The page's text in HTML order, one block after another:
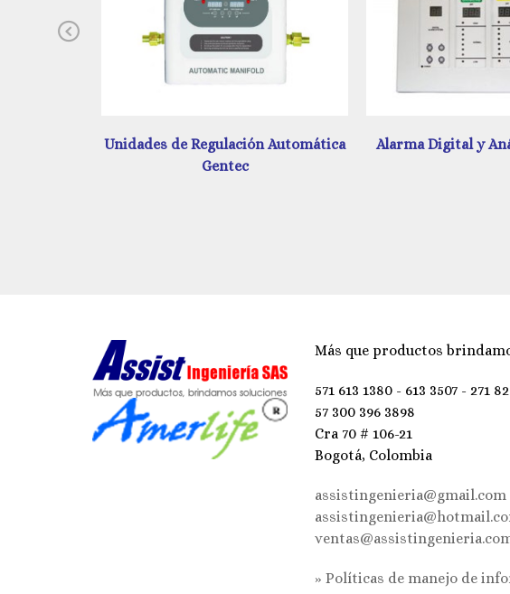
Previous
Alarma Digital y Análoga Amerlife Sistemas de
Más que productos
571 613 1380 - 613 3507 - 271
57 300 396 3898
Cra 70 # 106-21
Bogotá, Colombia
assistingenieria@gmail.com
» Políticas de manejo de